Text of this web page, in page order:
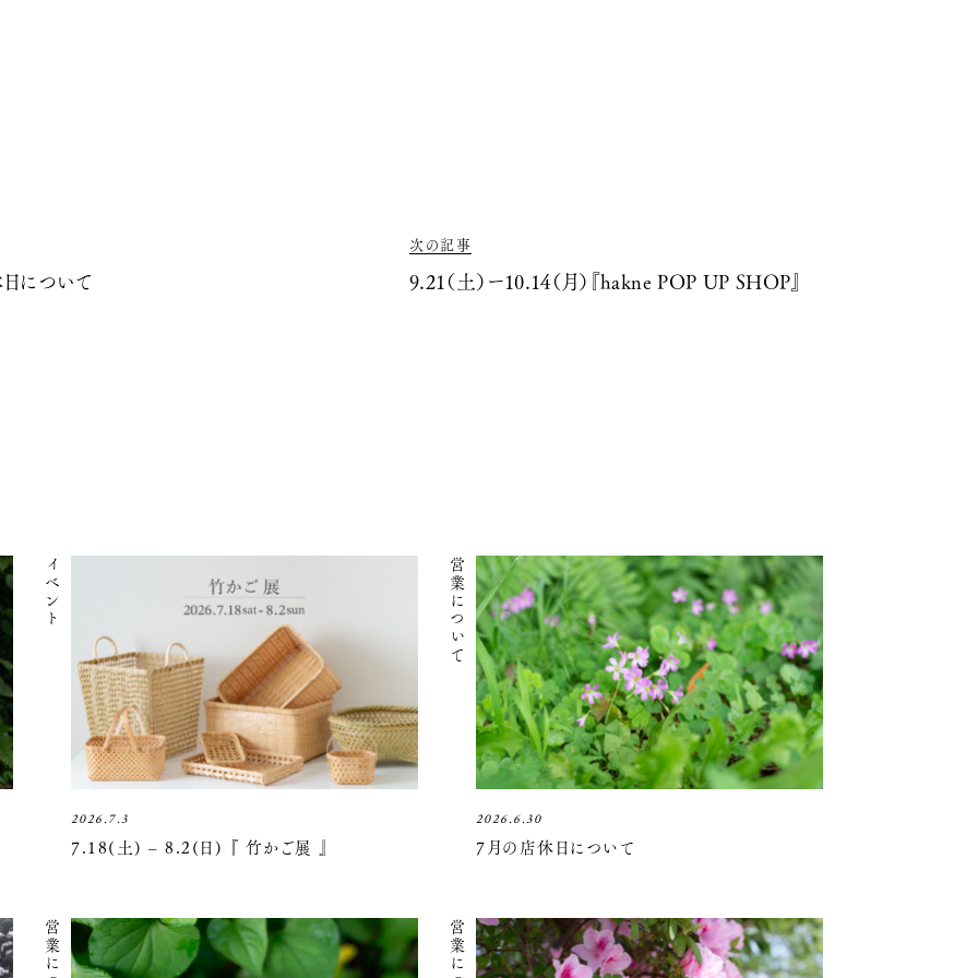
について
次の記事
9.21（土）ー10.14（月）『hakne POP UP SHOP』
2026.7.3
イベント
7.18(土) – 8.2(日) 『 竹かご展 』
2026.6.30
営業について
7月の店休日について